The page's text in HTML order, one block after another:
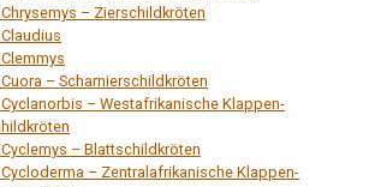
– Zierschildkröten
– Scharnierschildkröten
– Westafrikanische Klappen-
– Blattschildkröten
– Zentralafrikanische Klappen-